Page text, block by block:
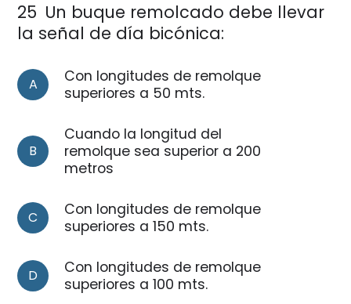
25 Un buque remolcado debe llevar
la señal de día bicónica:
A
Con longitudes de remolque
superiores a 50 mts.
B
Cuando la longitud del
remolque sea superior a 200
metros
C
Con longitudes de remolque
superiores a 150 mts.
D
Con longitudes de remolque
superiores a 100 mts.